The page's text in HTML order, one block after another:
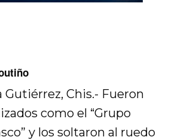
Gutiérrez, Chis.- Fueron
como el “Grupo
y los soltaron al ruedo